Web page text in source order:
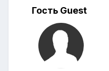
Гость Guest